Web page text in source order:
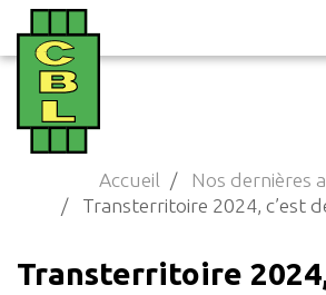
Aller
au
contenu
principal
Accueil
Nos dernières
Transterritoire 2024, c’est
Transterritoire